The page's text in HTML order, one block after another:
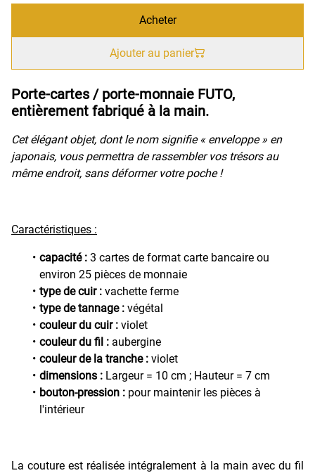
Acheter
Ajouter au panier
Porte-cartes / porte-monnaie FUTO,
entièrement fabriqué à la main.
Cet élégant objet, dont le nom signifie « enveloppe » en
japonais, vous permettra de rassembler vos trésors au
même endroit, sans déformer votre poche !
Caractéristiques :
capacité : 3 cartes de format carte bancaire ou
environ 25 pièces de monnaie
type de cuir : vachette ferme
type de tannage : végétal
couleur du cuir : violet
couleur du fil : aubergine
couleur de la tranche : violet
dimensions : Largeur = 10 cm ; Hauteur = 7 cm
bouton-pression : pour maintenir les pièces à
l'intérieur
La couture est réalisée intégralement à la main avec du fil